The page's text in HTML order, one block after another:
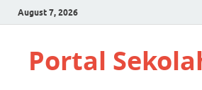
August 7, 2026
Portal